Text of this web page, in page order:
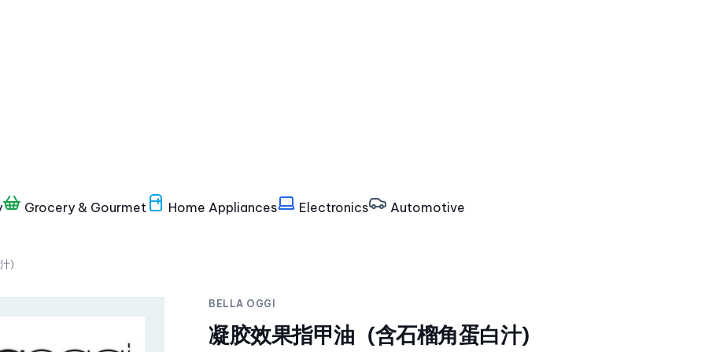
Grocery & Gourmet Home Appliances Electronics Automotive
）
BELLA OGGI
凝胶效果指甲油（含石榴角蛋白汁）